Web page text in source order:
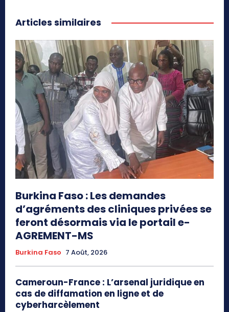
Articles similaires
Burkina Faso : Les demandes
d’agréments des cliniques privées se
feront désormais via le portail e-
AGREMENT-MS
Burkina Faso 7 Août, 2026
Cameroun-France : L’arsenal juridique en
cas de diffamation en ligne et de
cyberharcèlement